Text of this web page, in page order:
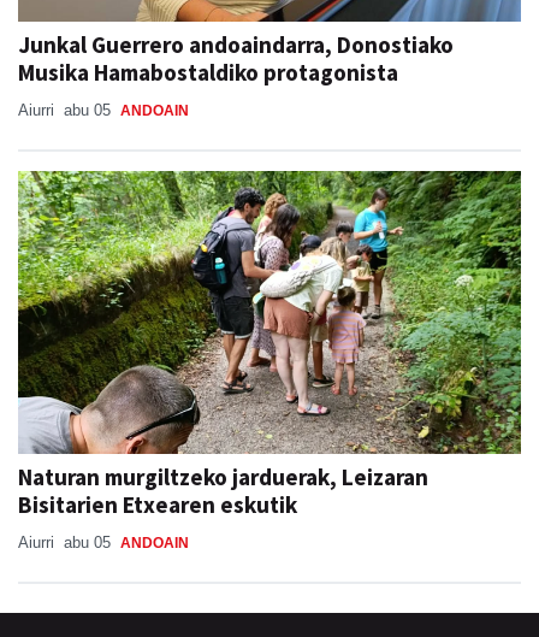
Junkal Guerrero andoaindarra, Donostiako
Musika Hamabostaldiko protagonista
Aiurri abu 05 ANDOAIN
Naturan murgiltzeko jarduerak, Leizaran
Bisitarien Etxearen eskutik
Aiurri abu 05 ANDOAIN